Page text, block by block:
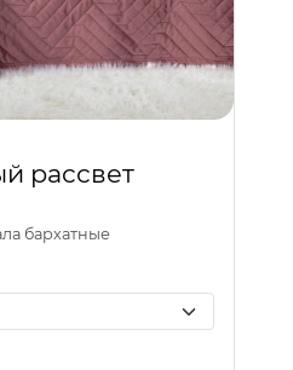
рассвет
бархатные